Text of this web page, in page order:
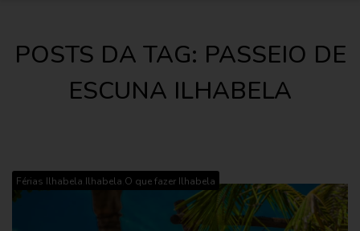
POSTS DA TAG: PASSEIO DE
ESCUNA ILHABELA
Férias Ilhabela Ilhabela O que fazer Ilhabela